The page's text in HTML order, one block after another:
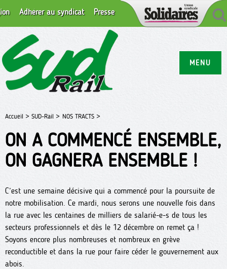
MENU
Adhérer au syndicat Presse
Accueil > SUD-Rail > NOS TRACTS >
ON A COMMENCÉ ENSEMBLE,
ON GAGNERA ENSEMBLE !
C’est une semaine décisive qui a commencé pour la poursuite de
notre mobilisation. Ce mardi, nous serons une nouvelle fois dans
la rue avec les centaines de milliers de salarié-e-s de tous les
secteurs professionnels et dès le 12 décembre on remet ça !
Soyons encore plus nombreuses et nombreux en grève
reconductible et dans la rue pour faire céder le gouvernement aux
abois.